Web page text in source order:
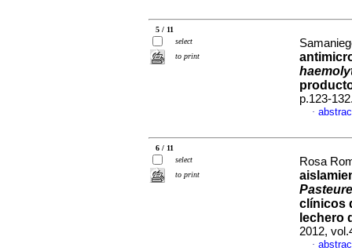
5 / 11
select
to print
p.123-
·
6 / 11
select
to print
Rosa
clínicos
lechero
2012,
·